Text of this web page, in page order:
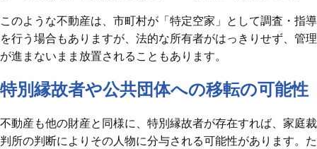
このような不動産は、市町村が「特定空家」として調査・指導
を行う場合もありますが、法的な所有者がはっきりせず、管理
が進まないまま放置されることもあります。
特別縁故者や公共団体への移転の可能性
不動産も他の財産と同様に、特別縁故者が存在すれば、家庭裁
判所の判断によりその人物に分与される可能性があります。た